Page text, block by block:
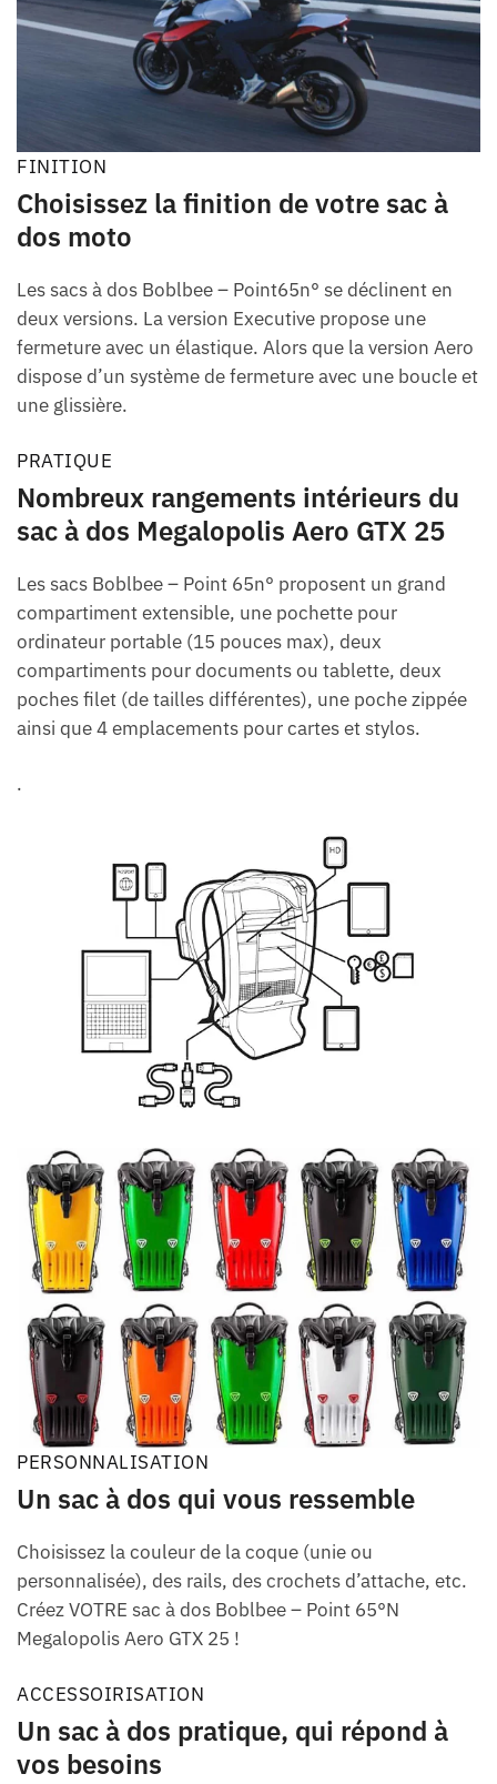
FINITION
Choisissez la finition de votre sac à
dos moto
Les sacs à dos Boblbee – Point65n° se déclinent en
deux versions. La version Executive propose une
fermeture avec un élastique. Alors que la version Aero
dispose d’un système de fermeture avec une boucle et
une glissière.
PRATIQUE
Nombreux rangements intérieurs du
sac à dos Megalopolis Aero GTX 25
Les sacs Boblbee – Point 65n° proposent un grand
compartiment extensible, une pochette pour
ordinateur portable (15 pouces max), deux
compartiments pour documents ou tablette, deux
poches filet (de tailles différentes), une poche zippée
ainsi que 4 emplacements pour cartes et stylos.
.
PERSONNALISATION
Un sac à dos qui vous ressemble
Choisissez la couleur de la coque (unie ou
personnalisée), des rails, des crochets d’attache, etc.
Créez VOTRE sac à dos Boblbee – Point 65°N
Megalopolis Aero GTX 25 !
ACCESSOIRISATION
Un sac à dos pratique, qui répond à
vos besoins